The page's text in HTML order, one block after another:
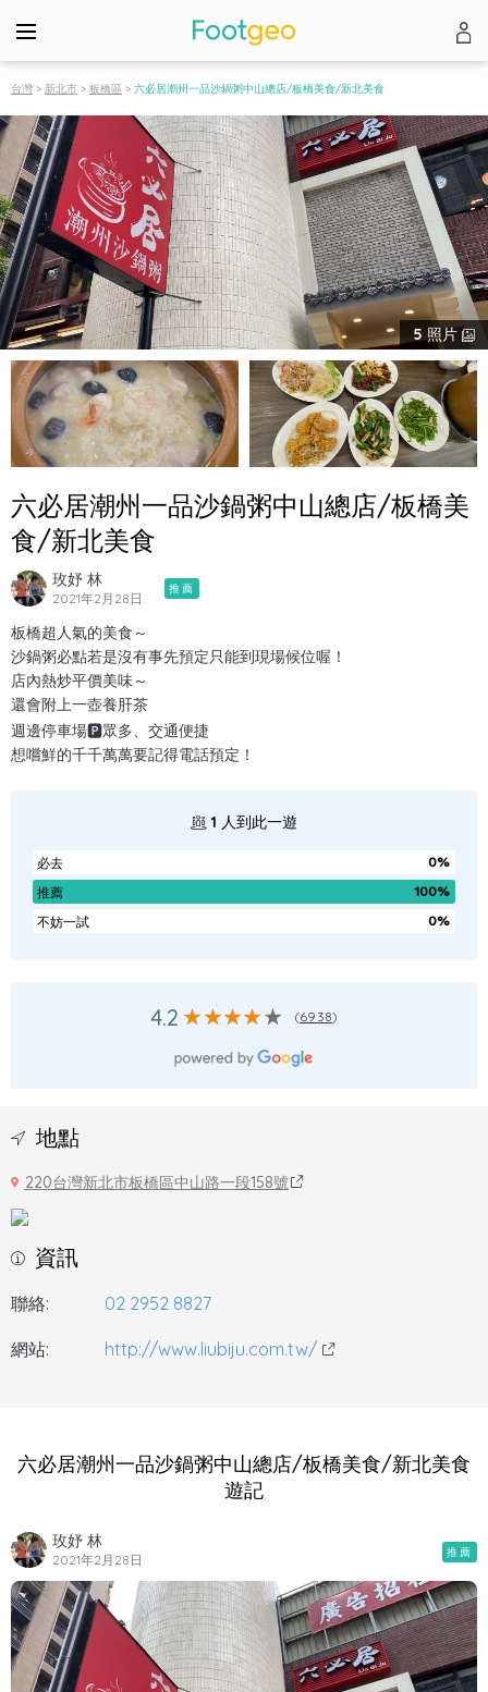
台灣 > 新北市 > 板橋區 > 六必居潮州一品沙鍋粥中山總店/板橋美食/新北美食
5 照片
六必居潮州一品沙鍋粥中山總店/板橋美
食/新北美食
玫妤 林
2021年2月28日
推薦
板橋超人氣的美食～
沙鍋粥必點若是沒有事先預定只能到現場候位喔！
店內熱炒平價美味～
還會附上一壺養肝茶
週邊停車場🅿️眾多、交通便捷
想嚐鮮的千千萬萬要記得電話預定！
1 人到此一遊
必去
0%
推薦
100%
不妨一試
0%
4.2 (6938)
地點
220台灣新北市板橋區中山路一段158號
資訊
聯絡: 02 2952 8827
網站: http://www.liubiju.com.tw/
六必居潮州一品沙鍋粥中山總店/板橋美食/新北美食
遊記
玫妤 林
2021年2月28日 推薦